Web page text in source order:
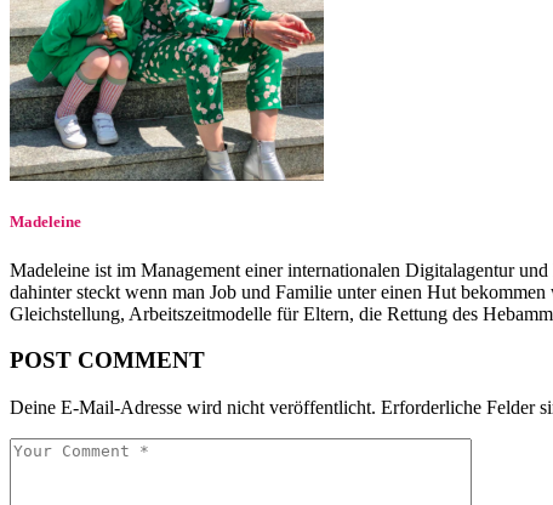
Madeleine
Madeleine ist im Management einer internationalen Digitalagentur
dahinter steckt wenn man Job und Familie unter einen Hut
Gleichstellung, Arbeitszeitmodelle für Eltern, die Rettung des
POST COMMENT
Deine E-Mail-Adresse wird nicht veröffentlicht. Erforderliche Felder